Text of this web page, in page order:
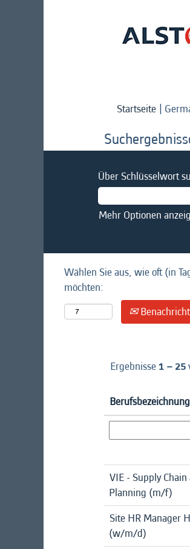
Startseite |
Über Schlüsselwort
Mehr Optionen
Wählen Sie aus, wie oft (in
möchten:
Ergebnisse1 – 25
Berufsbezeichnung
VIE - Supply
Planning (m/f)
Site HR Manager
(w/m/d)